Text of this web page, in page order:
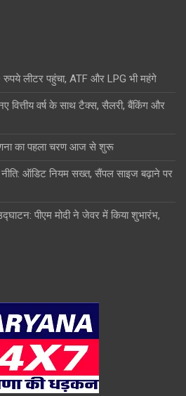
रुपये लीटर पहुंचा, ATF और LPG भी महंगे
वर्ष के साथ टैक्स, सैलरी, बैंकिंग और
का पहला चरण आज से शुरू
ऑडिट नियम सख्त, सैंपल साइज बढ़ाने पर
पीएम मोदी ने जेवर में किया शुभारंभ,